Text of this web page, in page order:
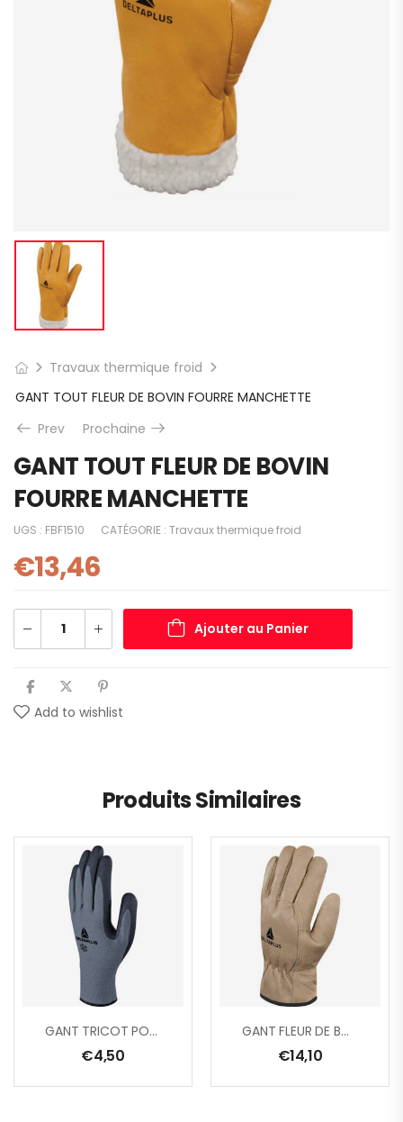
Travaux thermique froid
GANT TOUT FLEUR DE BOVIN FOURRE MANCHETTE
Prev
Prochaine
GANT TOUT FLEUR DE BOVIN
FOURRE MANCHETTE
UGS : FBF1510 CATÉGORIE : Travaux thermique froid
€13,46
Ajouter au Panier
Add to wishlist
Produits Similaires
GANT TRICOT POLYESTER/ACRYLIQUE – PAUME ENDUITE MOUSSE NITRILE + PICOTS
€4,50
GANT FLEUR DE BOVIN DOUBLE 3M THINSULATE™
€14,10